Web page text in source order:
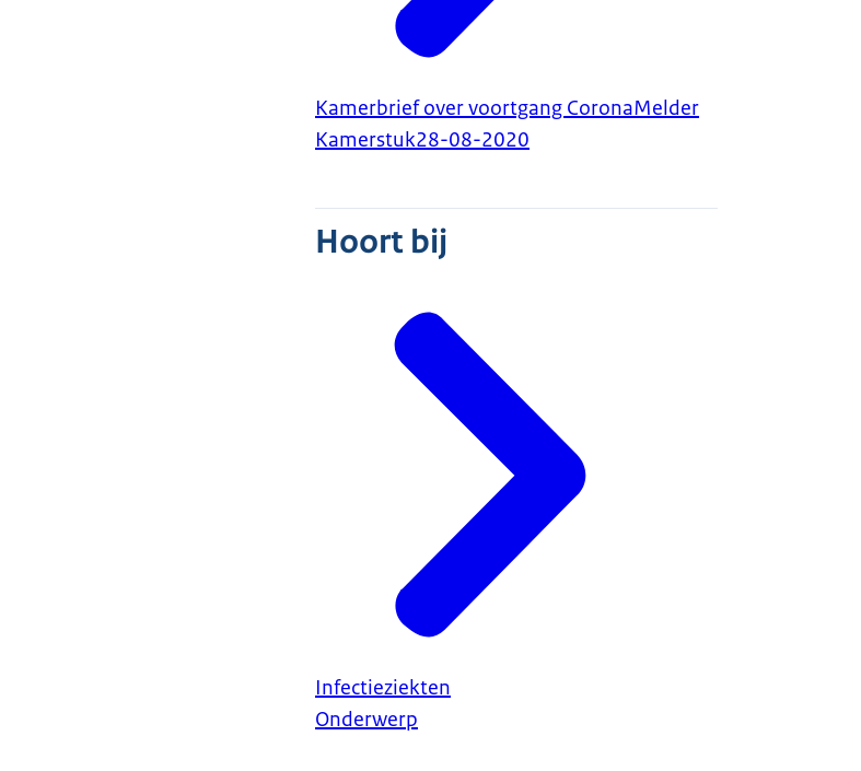
Kamerbrief over voortgang CoronaMelder
Kamerstuk28-08-2020
Hoort bij
Infectieziekten
Onderwerp